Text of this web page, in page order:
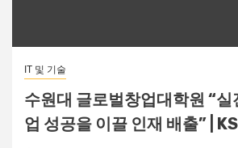
IT 및 기술
수원대 글로벌창업대학원 “실
업 성공을 이끌 인재 배출” |